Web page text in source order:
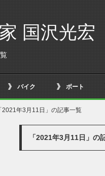
国沢光宏
バイク ボート
「2021年3月11日」の記事一覧
「2021年3月11日」の